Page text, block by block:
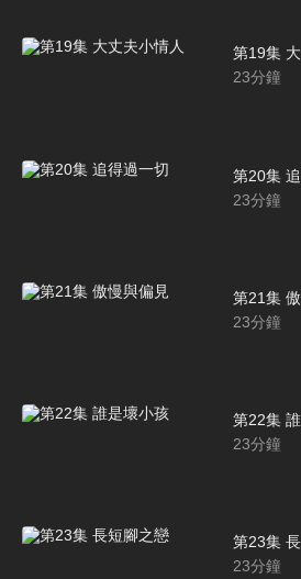
第19集
23分鐘
第20集
23分鐘
第21集
23分鐘
第22集
23分鐘
第23集
23分鐘